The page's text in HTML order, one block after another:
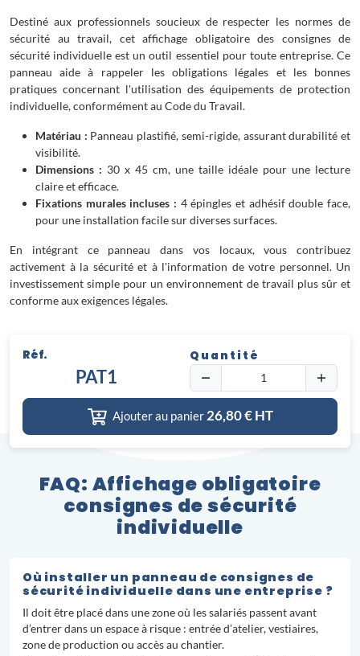
Destiné aux professionnels soucieux de respecter les normes de
sécurité au travail, cet affichage obligatoire des consignes de
sécurité individuelle est un outil essentiel pour toute entreprise. Ce
panneau aide à rappeler les obligations légales et les bonnes
pratiques concernant l'utilisation des équipements de protection
individuelle, conformément au Code du Travail.
Matériau : Panneau plastifié, semi-rigide, assurant durabilité et
visibilité.
Dimensions : 30 x 45 cm, une taille idéale pour une lecture
claire et efficace.
Fixations murales incluses : 4 épingles et adhésif double face,
pour une installation facile sur diverses surfaces.
En intégrant ce panneau dans vos locaux, vous contribuez
activement à la sécurité et à l'information de votre personnel. Un
investissement simple pour un environnement de travail plus sûr et
conforme aux exigences légales.
Réf.
PAT1
Quantité
Ajouter au panier 26,80€ HT
FAQ: Affichage obligatoire
consignes de sécurité
individuelle
Où installer un panneau de consignes de
sécurité individuelle dans une entreprise ?
Il doit être placé dans une zone où les salariés passent avant
d’entrer dans un espace à risque : entrée d’atelier, vestiaires,
zone de production ou accès au chantier.